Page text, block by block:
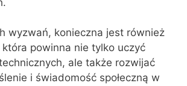
wyzwań, konieczna jest również
powinna nie tylko uczyć
ale także rozwijać
i świadomość społeczną w